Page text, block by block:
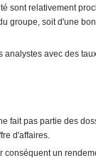
sont relativement
groupe, soit d'une
analystes avec des
fait pas partie des
d'affaires.
conséquent un